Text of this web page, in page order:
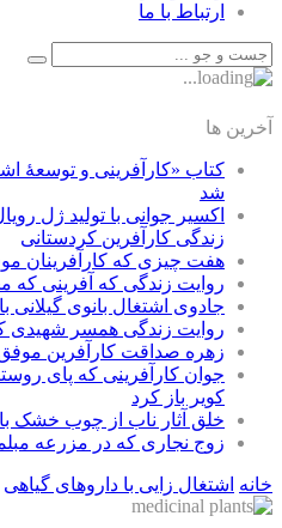
ارتباط با ما
آخرین ها
کتاب «کارآفرینی و توسعۀ
شد
اکسیر جوانی با تولید ژل
زندگی کارآفرین کردستانی
هفت چیزی که کارآفرینان
روایت زندگی که آفرینی
جادوی اشتغال بانوی گیلانی
روایت زندگی همسر شهیدی
زهره صداقت کارآفرین
جوان کارآفرینی که پای
کویر باز کرد
خلق آثار ناب از چوب خشک
زوج نجاری که در مزرعه
خانه اشتغال زایی با داروهای گیاهی